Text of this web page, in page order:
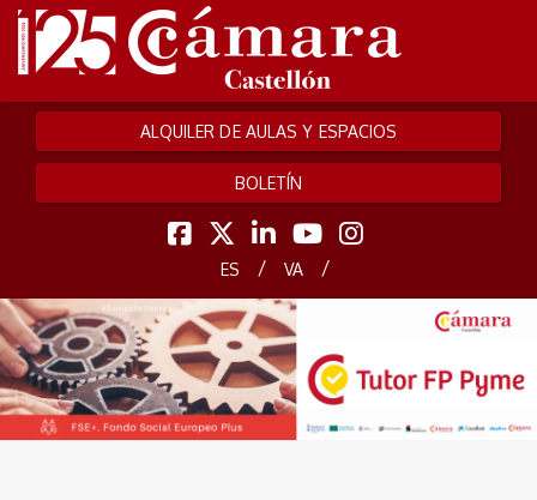
ALQUILER DE AULAS Y ESPACIOS
BOLETÍN
ES / VA /